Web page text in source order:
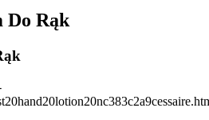
Do Rąk